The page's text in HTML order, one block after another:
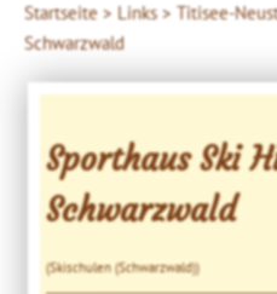
Startseite > Links > Titisee-
Schwarzwald
Sporthaus Ski
Schwarzwald
(Skischulen (Schwarzwald))